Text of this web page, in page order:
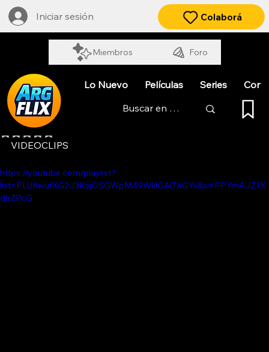
Iniciar sesión
Miembros Foro
Colaborá
Lo Nuevo Películas Series
BABASÓNICOS
Obtuvo NaN de 5 estrellas.
VIDEOCLIPS
https://youtube.com/playlist?
list=PLU8wufXG2J3KsjOSGWpM49WklGAi7XGYv&si=PPYmAJZ1X
dlrZPcG